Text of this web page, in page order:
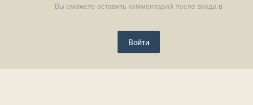
Вы сможете оставить комментарий после входа в
Войти